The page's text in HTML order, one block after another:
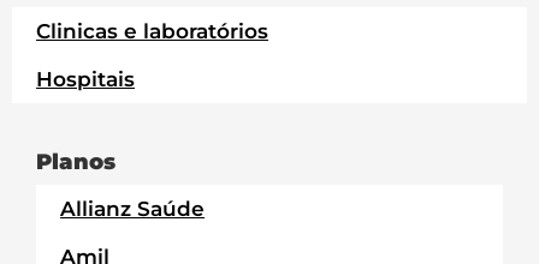
Clinicas e laboratórios
Hospitais
Planos
Allianz Saúde
Amil